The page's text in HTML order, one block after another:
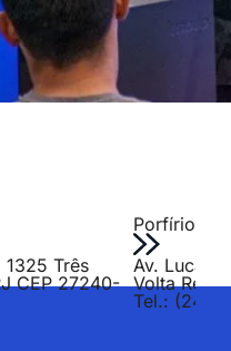
Três
CEP 27240-
Porfírio
Av. Lucas
Volta
Tel.: (24)